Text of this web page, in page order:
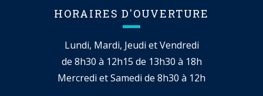
HORAIRES D'OUVERTURE
Lundi, Mardi, Jeudi et Vendredi
de 8h30 à 12h15 de 13h30 à 18h
Mercredi et Samedi de 8h30 à 12h